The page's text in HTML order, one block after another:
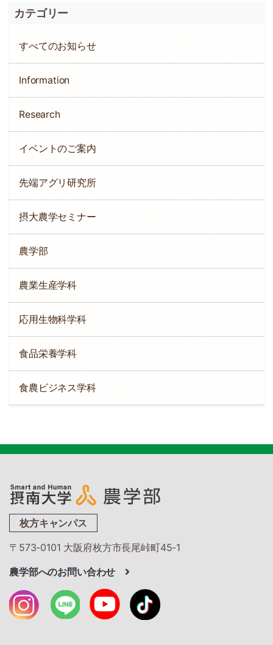
カテゴリー
すべてのお知らせ
Information
Research
イベントのご案内
先端アグリ研究所
摂大農学セミナー
農学部
農業生産学科
応用生物科学科
食品栄養学科
食農ビジネス学科
枚方キャンパス
〒573-0101 大阪府枚方市長尾峠町45-1
農学部へのお問い合わせ